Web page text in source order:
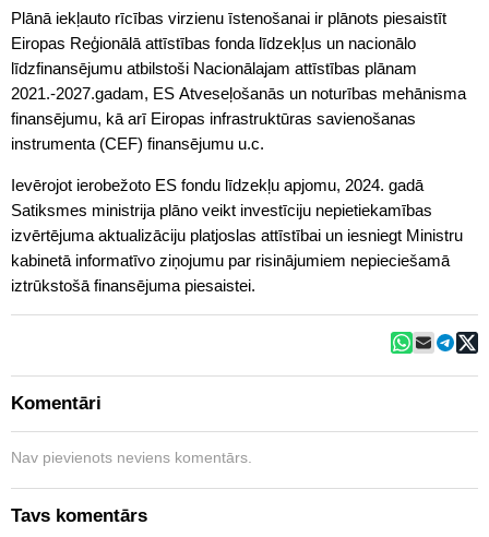
Plānā iekļauto rīcības virzienu īstenošanai ir plānots piesaistīt
Eiropas Reģionālā attīstības fonda līdzekļus un nacionālo
līdzfinansējumu atbilstoši Nacionālajam attīstības plānam
2021.-2027.gadam, ES Atveseļošanās un noturības mehānisma
finansējumu, kā arī Eiropas infrastruktūras savienošanas
instrumenta (CEF) finansējumu u.c.
Ievērojot ierobežoto ES fondu līdzekļu apjomu, 2024. gadā
Satiksmes ministrija plāno veikt investīciju nepietiekamības
izvērtējuma aktualizāciju platjoslas attīstībai un iesniegt Ministru
kabinetā informatīvo ziņojumu par risinājumiem nepieciešamā
iztrūkstošā finansējuma piesaistei.
Komentāri
Nav pievienots neviens komentārs.
Tavs komentārs